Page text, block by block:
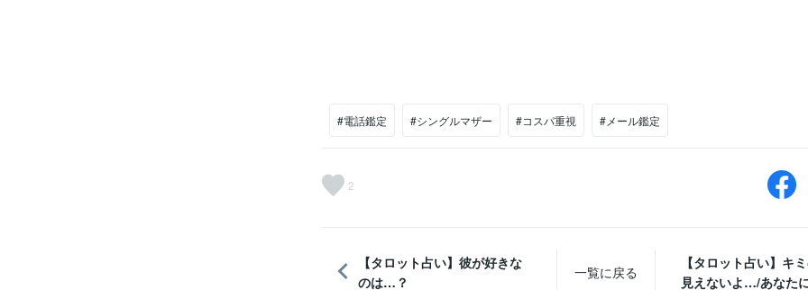
進んでます。2人は自分たちの状況が安定していた方が、関係の進展がスムー
ズです。安定した状態で、○○さんは彼の様子に不安を感じてないし、彼も○○
さんの様子に不安を感じていません。離れていてもお互いのことを信頼して
いる、思いやることが出来る、尊重できる、大事にしながら、自分のこ
#電話鑑定 #シングルマザー #コスパ重視 #メール鑑定
2
【タロット占い】彼が好きな
のは…？
一覧に戻る
【タロット占い】キ
見えないよ…/あなた